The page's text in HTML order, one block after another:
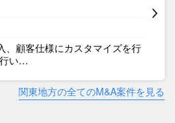
、顧客仕様にカスタマイズを行
い…
関東地方の全てのM&A案件を見る